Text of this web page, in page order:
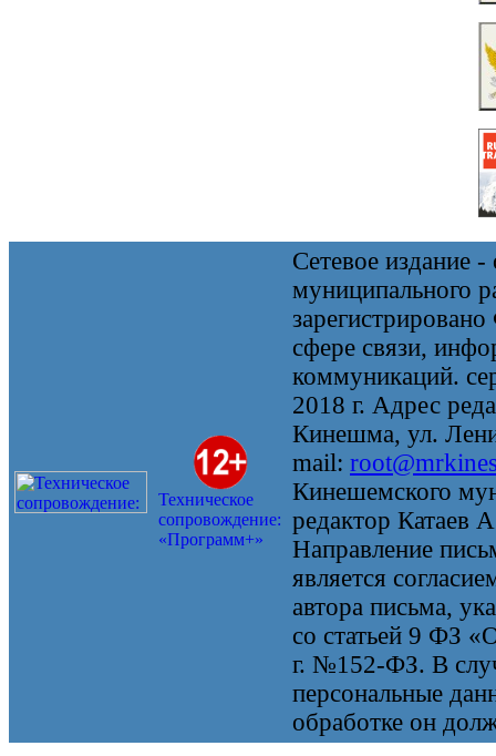
Техническое
сопровождение:
«Программ+»
Сетевое издание
муниципального
сфере связи,
коммуникаций.
2018 г. Адрес
Кинешма, ул.
mail:
Кинешемского
редактор Катаев
Направление
является
автора письма,
со статьей 9 ФЗ
г. №152-ФЗ. В
персональные
обработке он